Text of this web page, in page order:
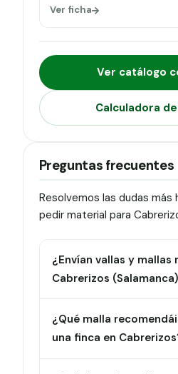
Ver ficha
Ver catálogo
Calculadora
Preguntas frecuentes
Resolvemos las dudas
pedir material para
¿Envían vallas y mallas
Cabrerizos
¿Qué malla
una finca en